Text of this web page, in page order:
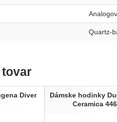
Quartz-
Diver
Dámske hodinky
Ceramica